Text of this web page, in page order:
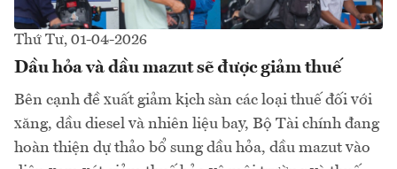
Thứ Tư, 01-04-2026
Dầu hỏa và dầu mazut sẽ được giảm thuế
Bên cạnh đề xuất giảm kịch sàn các loại thuế đối với
xăng, dầu diesel và nhiên liệu bay, Bộ Tài chính đang
hoàn thiện dự thảo bổ sung dầu hỏa, dầu mazut vào